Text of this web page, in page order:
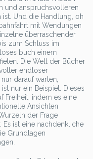
und anspruchsvolleren
ist. Und die Handlung, oh
mit Wendungen
überraschender
zum Schluss im
buch einem
Die Welt der Bücher
endloser
darauf warten,
nur ein Beispiel. Dieses
Freiheit, indem es eine
Ansichten
der Frage
Es ist eine nachdenkliche
Grundlagen